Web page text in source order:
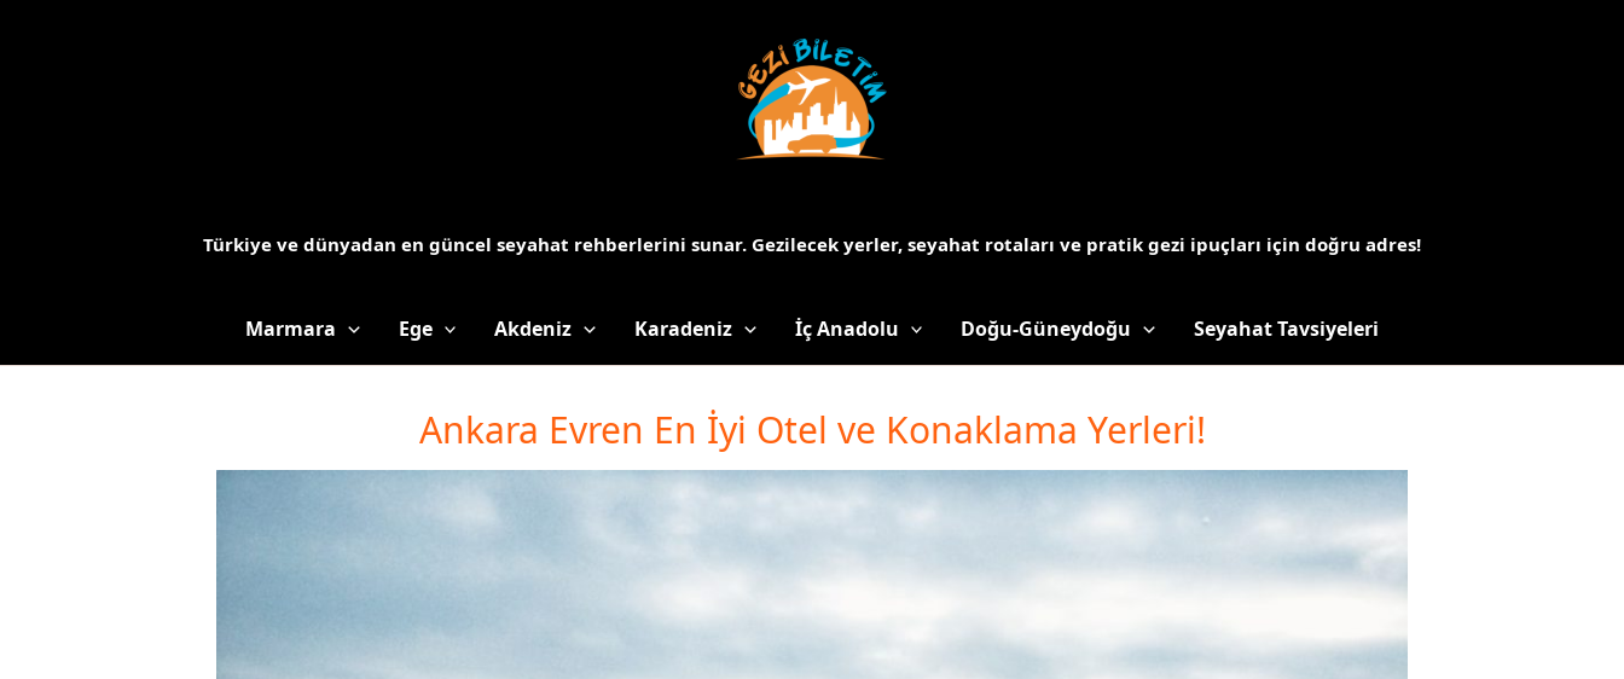
Türkiye ve dünyadan en güncel seyahat rehberlerini sunar. Gezilecek yerler, seyahat rotaları ve pratik gezi ipuçları için doğru adres!
Marmara Ege Akdeniz Karadeniz İç Anadolu Doğu-Güneydoğu Seyahat Tavsiyeleri
Ankara Evren En İyi Otel ve Konaklama Yerleri!